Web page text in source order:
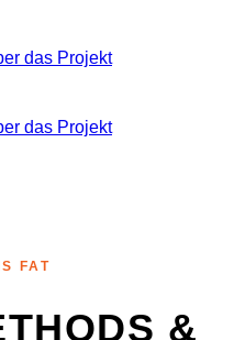
das Projekt
das Projekt
FAT
&